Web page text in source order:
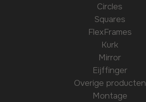
Circles
Squares
FlexFrames
Kurk
Mirror
Eijffinger
Overige producten
Montage